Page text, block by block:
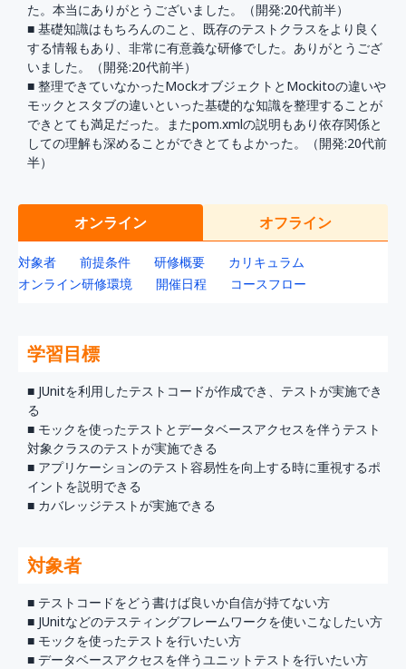
た。本当にありがとうございました。（開発:20代前半）
■ 基礎知識はもちろんのこと、既存のテストクラスをより良く
する情報もあり、非常に有意義な研修でした。ありがとうござ
いました。（開発:20代前半）
■ 整理できていなかったMockオブジェクトとMockitoの違いや
モックとスタブの違いといった基礎的な知識を整理することが
できとても満足だった。またpom.xmlの説明もあり依存関係と
しての理解も深めることができとてもよかった。（開発:20代前
半）
オンライン オフライン
対象者 前提条件 研修概要
カリキュラム
オンライン研修環境
開催日程 コースフロー
学習目標
■ JUnitを利用したテストコードが作成でき、テストが実施でき
る
■ モックを使ったテストとデータベースアクセスを伴うテスト
対象クラスのテストが実施できる
■ アプリケーションのテスト容易性を向上する時に重視するポ
イントを説明できる
■ カバレッジテストが実施できる
対象者
■ テストコードをどう書けば良いか自信が持てない方
■ JUnitなどのテスティングフレームワークを使いこなしたい方
■ モックを使ったテストを行いたい方
■ データベースアクセスを伴うユニットテストを行いたい方